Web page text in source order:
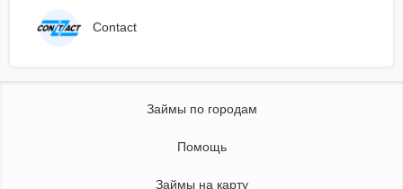
Сontact
Займы по городам
Помощь
Займы на карту